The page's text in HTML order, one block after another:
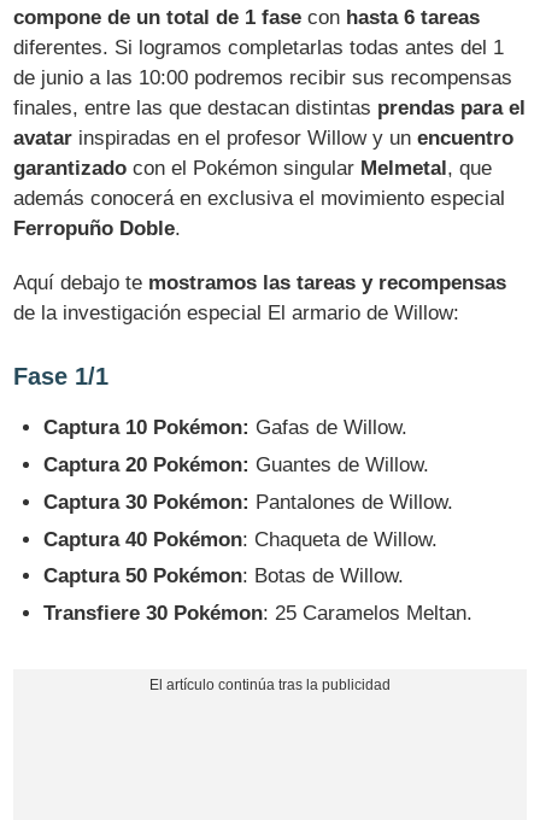
compone de un total de 1 fase con hasta 6 tareas
diferentes. Si logramos completarlas todas antes del 1
de junio a las 10:00 podremos recibir sus recompensas
finales, entre las que destacan distintas prendas para el
avatar inspiradas en el profesor Willow y unencuentro
garantizado con el Pokémon singular Melmetal, que
además conocerá en exclusiva el movimiento especial
Ferropuño Doble.
Aquí debajo te mostramos las tareas y recompensas
de la investigación especial El armario de Willow:
Fase 1/1
Captura 10 Pokémon: Gafas de Willow.
Captura 20 Pokémon: Guantes de Willow.
Captura 30 Pokémon: Pantalones de Willow.
Captura 40 Pokémon: Chaqueta de Willow.
Captura 50 Pokémon: Botas de Willow.
Transfiere 30 Pokémon: 25 Caramelos Meltan.